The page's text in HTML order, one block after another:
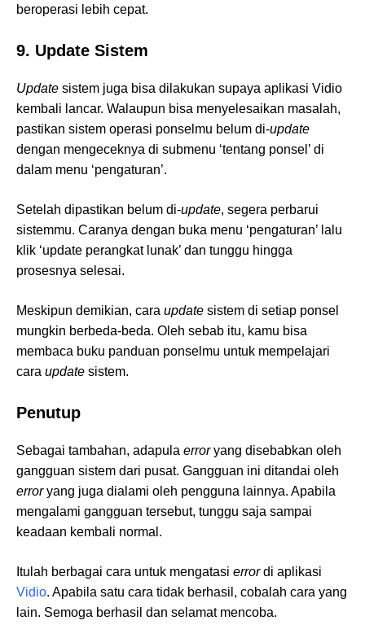
beroperasi lebih cepat.
9. Update Sistem
Update sistem juga bisa dilakukan supaya aplikasi Vidio
kembali lancar. Walaupun bisa menyelesaikan masalah,
pastikan sistem operasi ponselmu belum di-update
dengan mengeceknya di submenu ‘tentang ponsel’ di
dalam menu ‘pengaturan’.
Setelah dipastikan belum di-update, segera perbarui
sistemmu. Caranya dengan buka menu ‘pengaturan’ lalu
klik ‘update perangkat lunak’ dan tunggu hingga
prosesnya selesai.
Meskipun demikian, cara update sistem di setiap ponsel
mungkin berbeda-beda. Oleh sebab itu, kamu bisa
membaca buku panduan ponselmu untuk mempelajari
cara update sistem.
Penutup
Sebagai tambahan, adapula erroryang disebabkan oleh
gangguan sistem dari pusat. Gangguan ini ditandai oleh
erroryang juga dialami oleh pengguna lainnya. Apabila
mengalami gangguan tersebut, tunggu saja sampai
keadaan kembali normal.
Itulah berbagai cara untuk mengatasi errordi aplikasi
Vidio. Apabila satu cara tidak berhasil, cobalah cara yang
lain. Semoga berhasil dan selamat mencoba.